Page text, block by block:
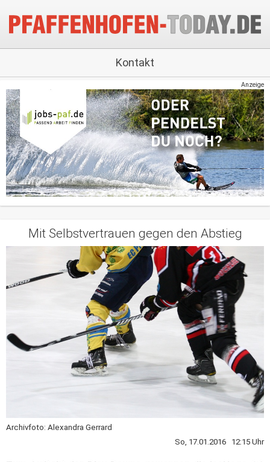
Kontakt
Anzeige
Mit Selbstvertrauen gegen den Abstieg
Archivfoto: Alexandra Gerrard
So, 17.01.2016 12:15 Uhr